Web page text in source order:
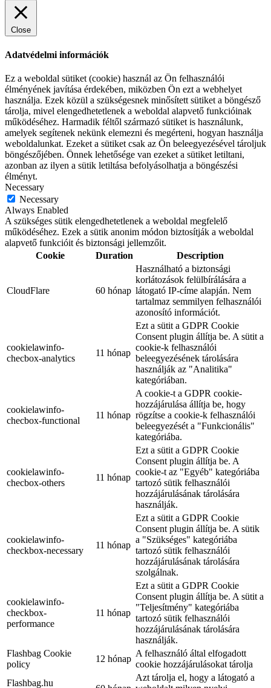
Close
Adatvédelmi információk
Ez a weboldal sütiket (cookie) használ az Ön felhasználói
élményének javítása érdekében, miközben Ön ezt a webhelyet
használja. Ezek közül a szükségesnek minősített sütiket a böngésző
tárolja, mivel elengedhetetlenek a weboldal alapvető funkcióinak
működéséhez. Harmadik féltől származó sütiket is használunk,
amelyek segítenek nekünk elemezni és megérteni, hogyan használja
weboldalunkat. Ezeket a sütiket csak az Ön beleegyezésével tároljuk
böngészőjében. Önnek lehetősége van ezeket a sütiket letiltani,
azonban az ilyen a sütik letiltása befolyásolhatja a böngészési
élményt.
Necessary
Necessary
Always Enabled
A szükséges sütik elengedhetetlenek a weboldal megfelelő
működéséhez. Ezek a sütik anonim módon biztosítják a weboldal
alapvető funkcióit és biztonsági jellemzőit.
Cookie
Duration Description
CloudFlare 60 hónap
Használható a biztonsági
korlátozások felülbírálására a
látogató IP-címe alapján. Nem
tartalmaz semmilyen felhasználói
azonosító információt.
cookielawinfo-
checbox-analytics
11 hónap
Ezt a sütit a GDPR Cookie
Consent plugin állítja be. A sütit a
cookie-k felhasználói
beleegyezésének tárolására
használják az "Analitika"
kategóriában.
cookielawinfo-
checbox-functional
11 hónap
A cookie-t a GDPR cookie-
hozzájárulása állítja be, hogy
rögzítse a cookie-k felhasználói
beleegyezését a "Funkcionális"
kategóriába.
cookielawinfo-
checbox-others
11 hónap
Ezt a sütit a GDPR Cookie
Consent plugin állítja be. A
cookie-t az "Egyéb" kategóriába
tartozó sütik felhasználói
hozzájárulásának tárolására
használják.
cookielawinfo-
checkbox-necessary
11 hónap
Ezt a sütit a GDPR Cookie
Consent plugin állítja be. A sütik
a "Szükséges" kategóriába
tartozó sütik felhasználói
hozzájárulásának tárolására
szolgálnak.
cookielawinfo-
checkbox-
performance
11 hónap
Ezt a sütit a GDPR Cookie
Consent plugin állítja be. A sütit a
"Teljesítmény" kategóriába
tartozó sütik felhasználói
hozzájárulásának tárolására
használják.
Flashbag Cookie
policy
12 hónap
A felhasználó által elfogadott
cookie hozzájárulásokat tárolja
Flashbag.hu
Azt tárolja el, hogy a látogató a